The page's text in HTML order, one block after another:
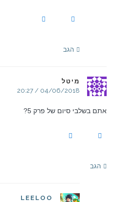
הגב
מיטל
04/06/2018 / 20:27
אתם בשלבי סיום של פרק 5?
הגב
LEELOO